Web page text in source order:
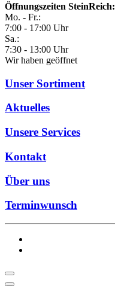
Öffnungszeiten SteinReich:
Mo. - Fr.:
7:00 - 17:00 Uhr
Sa.:
7:30 - 13:00 Uhr
Wir haben geöffnet
Unser Sortiment
Aktuelles
Unsere Services
Kontakt
Über uns
Terminwunsch